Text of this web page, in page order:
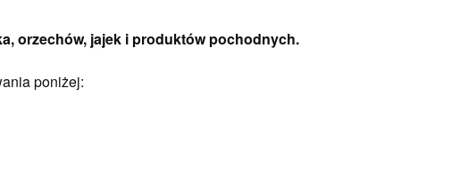
orzechów, jajek i produktów pochodnych.
poniżej: